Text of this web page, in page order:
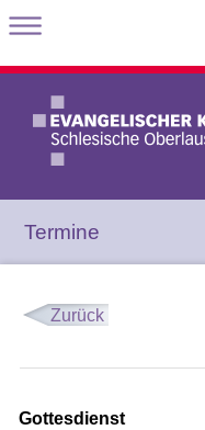
Termine
Zurück
Gottesdienst